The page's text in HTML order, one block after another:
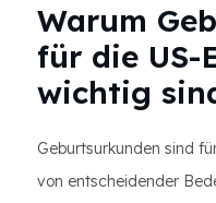
Warum
für die US-
wichtig
Geburtsurkunden sind
von entscheidender